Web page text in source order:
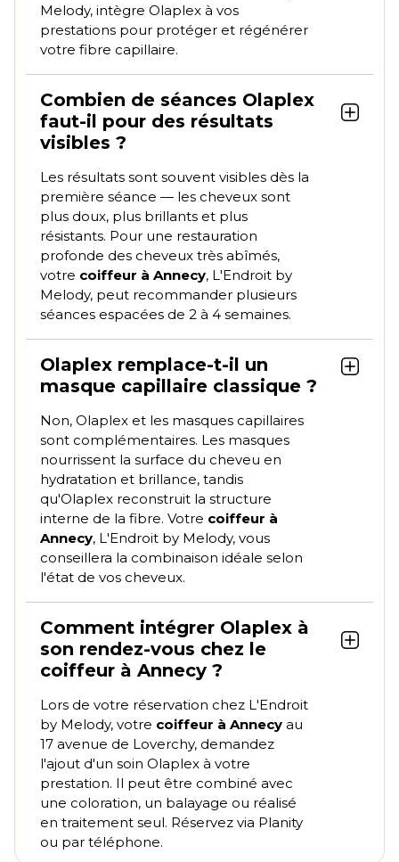
Melody, intègre Olaplex à vos
prestations pour protéger et régénérer
votre fibre capillaire.
Combien de séances Olaplex
faut-il pour des résultats
visibles ?
Les résultats sont souvent visibles dès la
première séance — les cheveux sont
plus doux, plus brillants et plus
résistants. Pour une restauration
profonde des cheveux très abîmés,
votre coiffeur à Annecy, L'Endroit by
Melody, peut recommander plusieurs
séances espacées de 2 à 4 semaines.
Olaplex remplace-t-il un
masque capillaire classique ?
Non, Olaplex et les masques capillaires
sont complémentaires. Les masques
nourrissent la surface du cheveu en
hydratation et brillance, tandis
qu'Olaplex reconstruit la structure
interne de la fibre. Votre coiffeur à
Annecy, L'Endroit by Melody, vous
conseillera la combinaison idéale selon
l'état de vos cheveux.
Comment intégrer Olaplex à
son rendez-vous chez le
coiffeur à Annecy ?
Lors de votre réservation chez L'Endroit
by Melody, votre coiffeur à Annecy au
17 avenue de Loverchy, demandez
l'ajout d'un soin Olaplex à votre
prestation. Il peut être combiné avec
une coloration, un balayage ou réalisé
en traitement seul. Réservez via Planity
ou par téléphone.